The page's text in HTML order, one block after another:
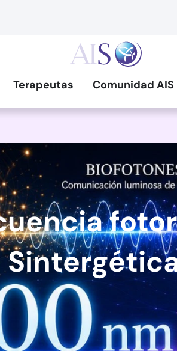
Terapeutas Comunidad AIS